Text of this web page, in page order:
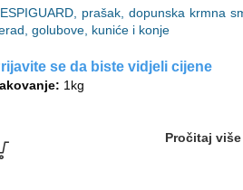
prašak, dopunska krmna
golubove, kuniće i konje
se da biste vidjeli cijene
1kg
Pročitaj više